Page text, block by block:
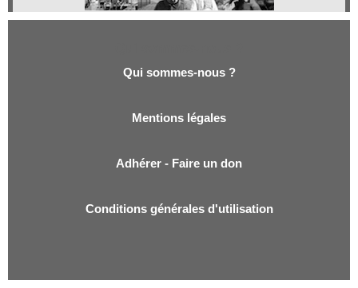
Qui sommes-nous ?
Mentions légales
Adhérer - Faire un don
Conditions générales d'utilisation